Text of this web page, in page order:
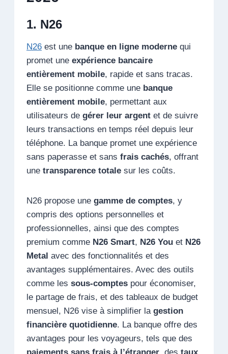
1. N26
N26 est une banque en ligne moderne qui
promet une expérience bancaire
entièrement mobile, rapide et sans tracas.
Elle se positionne comme une banque
entièrement mobile, permettant aux
utilisateurs de gérer leur argent et de suivre
leurs transactions en temps réel depuis leur
téléphone. La banque promet une expérience
sans paperasse et sans frais cachés, offrant
une transparence totale sur les coûts.
N26 propose une gamme de comptes, y
compris des options personnelles et
professionnelles, ainsi que des comptes
premium comme N26 Smart, N26 You et N26
Metal avec des fonctionnalités et des
avantages supplémentaires. Avec des outils
comme les sous-comptes pour économiser,
le partage de frais, et des tableaux de budget
mensuel, N26 vise à simplifier la gestion
financière quotidienne. La banque offre des
avantages pour les voyageurs, tels que des